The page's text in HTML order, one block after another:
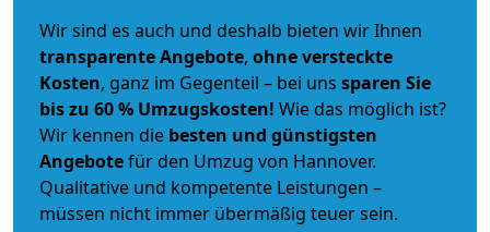
Wir sind es auch und deshalb bieten wir Ihnen
transparente Angebote, ohne versteckte
Kosten, ganz im Gegenteil – bei uns sparen Sie
bis zu 60 % Umzugskosten! Wie das möglich ist?
Wir kennen die besten und günstigsten
Angebotefür den Umzug von Hannover.
Qualitative und kompetente Leistungen –
müssen nicht immer übermäßig teuer sein.